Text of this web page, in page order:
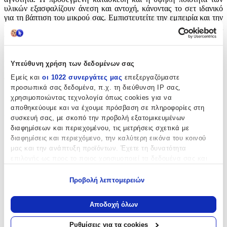
Υπεύθυνη χρήση των δεδομένων σας
Εμείς και οι 1022 συνεργάτες μας επεξεργαζόμαστε
προσωπικά σας δεδομένα, π.χ. τη διεύθυνση IP σας,
χρησιμοποιώντας τεχνολογία όπως cookies για να
αποθηκεύουμε και να έχουμε πρόσβαση σε πληροφορίες στη
συσκευή σας, με σκοπό την προβολή εξατομικευμένων
διαφημίσεων και περιεχομένου, τις μετρήσεις σχετικά με
διαφημίσεις και περιεχόμενο, την καλύτερη εικόνα του κοινού
μας και την ανάπτυξη προϊόντων. Έχετε τη δυνατότητα
Να συλλέξουμε πληροφορίες σχετικά με τη γεωγραφική
σας τοποθεσία, οι οποίες μπορεί να είναι ακριβείς σε
απόσταση μερικών μέτρων
Προβολή λεπτομερειών
Αποδοχή όλων
Ρυθμίσεις για τα cookies
υλικών εξασφαλίζουν άνεση και αντοχή, κάνοντας το σετ ιδανικό
για τη βάπτιση του μικρού σας. Εμπιστευτείτε την εμπειρία και την
τεχνογνωσία του Κατσιγιάννη για να δημιουργήσετε αξέχαστες
αναμνήσεις σε αυτή την ιδιαίτερη στιγμή της ζωής σας.
Χαρακτηριστικά
Φύλο:
Αγόρι
:
Λευκό
Περιεχόμενα
Εσώρουχο
Κατασκευαστής: